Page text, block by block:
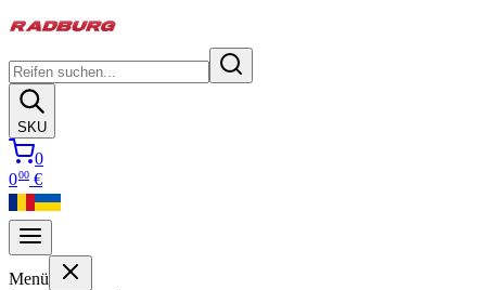
SKU
0
000 €
Menü